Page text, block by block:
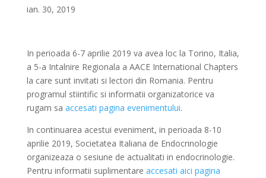
ian. 30, 2019
In perioada 6-7 aprilie 2019 va avea loc la Torino, Italia,
a 5-a Intalnire Regionala a AACE International Chapters
la care sunt invitati si lectori din Romania. Pentru
programul stiintific si informatii organizatorice va
rugam sa accesati pagina evenimentului.
In continuarea acestui eveniment, in perioada 8-10
aprilie 2019, Societatea Italiana de Endocrinologie
organizeaza o sesiune de actualitati in endocrinologie.
Pentru informatii suplimentare accesati aici pagina